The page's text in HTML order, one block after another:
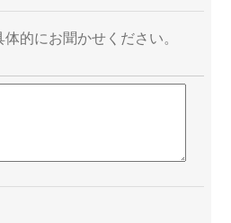
的にお聞かせください。